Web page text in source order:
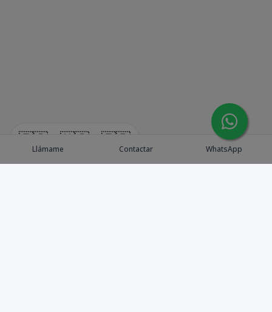
🇪🇸 🇺🇸 🇫🇷
Llámame Contactar WhatsApp